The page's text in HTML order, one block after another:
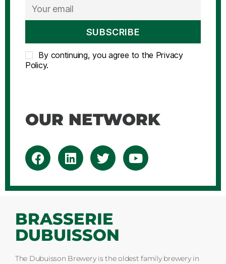
By continuing, you agree to the Privacy
Policy.
OUR NETWORK
BRASSERIE
DUBUISSON
The Dubuisson Brewery is the oldest family brewery in